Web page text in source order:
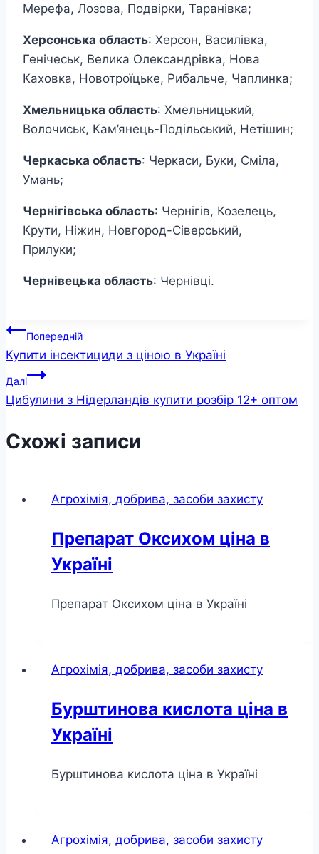
Мерефа, Лозова, Подвірки, Таранівка;
Херсонська область: Херсон, Василівка,
Генічеськ, Велика Олександрівка, Нова
Каховка, Новотроїцьке, Рибальче, Чаплинка;
Хмельницька область: Хмельницький,
Волочиськ, Кам’янець-Подільський, Нетішин;
Черкаська область: Черкаси, Буки, Сміла,
Умань;
Чернігівська область: Чернігів, Козелець,
Крути, Ніжин, Новгород-Сіверський,
Прилуки;
Чернівецька область: Чернівці.
Навігація
записів
Попередній
Купити інсектициди з ціною в Україні
Далі
Цибулини з Нідерландів купити розбір 12+ оптом
Схожі записи
Агрохімія, добрива, засоби захисту
Препарат Оксихом ціна в
Україні
Препарат Оксихом ціна в Україні
Агрохімія, добрива, засоби захисту
Бурштинова кислота ціна в
Україні
Бурштинова кислота ціна в Україні
Агрохімія, добрива, засоби захисту